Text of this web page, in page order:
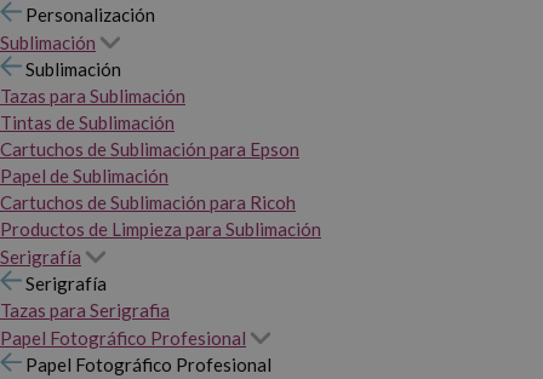
Personalización
Sublimación
Sublimación
Tazas para Sublimación
Tintas de Sublimación
Cartuchos de Sublimación para Epson
Papel de Sublimación
Cartuchos de Sublimación para Ricoh
Productos de Limpieza para Sublimación
Serigrafía
Serigrafía
Tazas para Serigrafia
Papel Fotográfico Profesional
Papel Fotográfico Profesional